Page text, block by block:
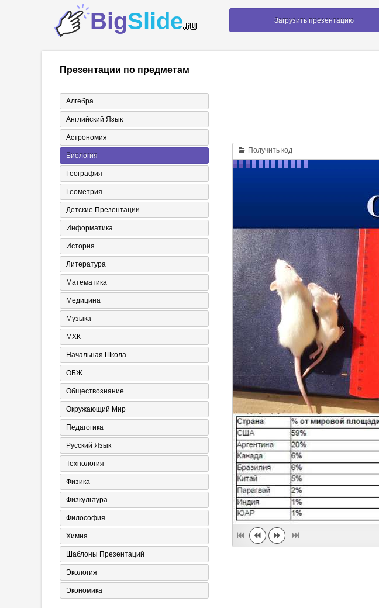
BigSlide.ru Загрузить презентацию
Презентации по предметам
Алгебра
Английский Язык
Астрономия
Биология
География
Геометрия
Детские Презентации
Информатика
История
Литература
Математика
Медицина
Музыка
МХК
Начальная Школа
ОБЖ
Обществознание
Окружающий Мир
Педагогика
Русский Язык
Технология
Физика
Физкультура
Философия
Химия
Шаблоны Презентаций
Экология
Экономика
Получить код